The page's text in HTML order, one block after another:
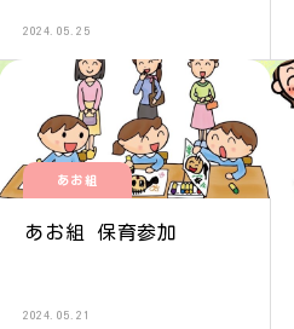
2024.05.25
あお組
あお組 保育参加
2024.05.21